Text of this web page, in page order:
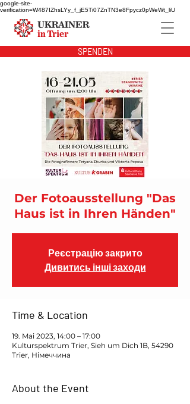
google-site-
verification=W487IZhsLYy_f_jE5Ti07ZnTN3e8Fpycz0pWeWt_liU
SPENDEN
Der Fotoausstellung "Das
Haus ist in Ihren Händen"
Реєстрацію закрито
Дивитись інші заходи
Time & Location
19. Mai 2023, 14:00 – 17:00
Kulturspektrum Trier, Sieh um Dich 1B, 54290
Trier, Німеччина
About the Event